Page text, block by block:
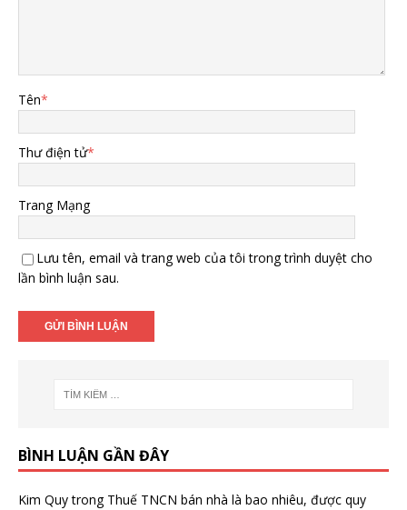
Tên*
Thư điện tử*
Trang Mạng
Lưu tên, email và trang web của tôi trong trình duyệt cho
lần bình luận sau.
BÌNH LUẬN GẦN ĐÂY
Kim Quytrong Thuế TNCN bán nhà là bao nhiêu, được quy